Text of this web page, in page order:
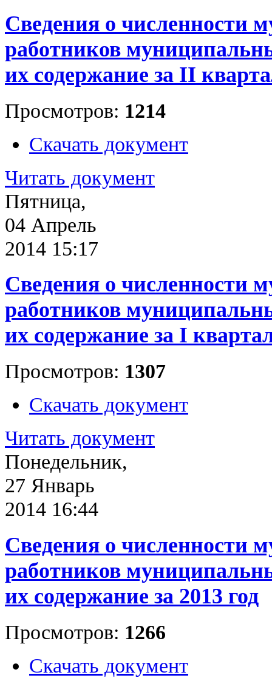
Сведения о численности
работников
их содержание за II
Просмотров: 1214
Скачать документ
Читать документ
Пятница,
04 Апрель
2014 15:17
Сведения о численности
работников
их содержание за I
Просмотров: 1307
Скачать документ
Читать документ
Понедельник,
27 Январь
2014 16:44
Сведения о численности
работников
их содержание за 2013 год
Просмотров: 1266
Скачать документ